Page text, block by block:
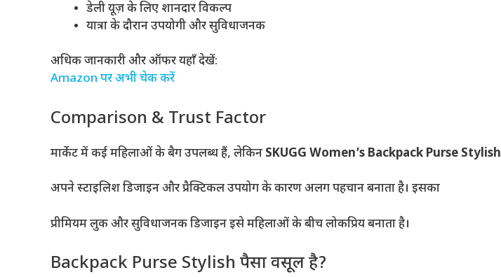
डेली यूज़ के लिए शानदार विकल्प
यात्रा के दौरान उपयोगी और सुविधाजनक
अधिक जानकारी और ऑफर यहाँ देखें:
Amazon पर अभी चेक करें
Comparison & Trust Factor
मार्केट में कई महिलाओं के बैग उपलब्ध हैं, लेकिन SKUGG Women’s Backpack Purse Stylish
अपने स्टाइलिश डिजाइन और प्रैक्टिकल उपयोग के कारण अलग पहचान बनाता है। इसका
प्रीमियम लुक और सुविधाजनक डिजाइन इसे महिलाओं के बीच लोकप्रिय बनाता है।
Backpack Purse Stylish पैसा वसूल है?